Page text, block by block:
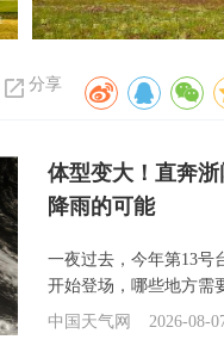
分享
体型变大！直奔
降雨的可能
一夜过去，今年第13号
开始登场，哪些地方需
中国天气网
2026-08-